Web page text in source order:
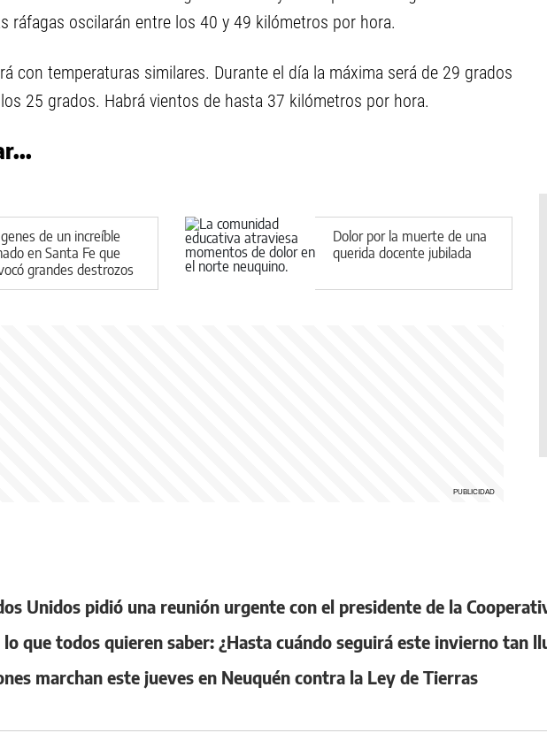
ráfagas oscilarán entre los 40 y 49 kilómetros por hora.
con temperaturas similares. Durante el día la máxima será de 29 grados
25 grados. Habrá vientos de hasta 37 kilómetros por hora.
de un increíble
en Santa Fe que
grandes destrozos
Dolor por la muerte de una
querida docente jubilada
Unidos pidió una reunión urgente con el presidente de la
que todos quieren saber: ¿Hasta cuándo seguirá este invierno tan
marchan este jueves en Neuquén contra la Ley de Tierras